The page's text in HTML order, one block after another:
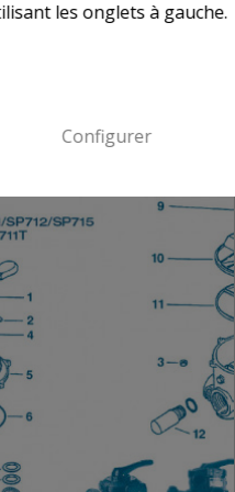
les onglets à gauche.
Configurer